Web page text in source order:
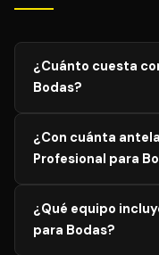
¿Cuánto cuesta
Bodas?
aforo, duración y
mostrados son
DJs verificados en
¿Con cuánta
Profesional para
recomendamos
antelación para
¿Qué equipo
para Bodas?